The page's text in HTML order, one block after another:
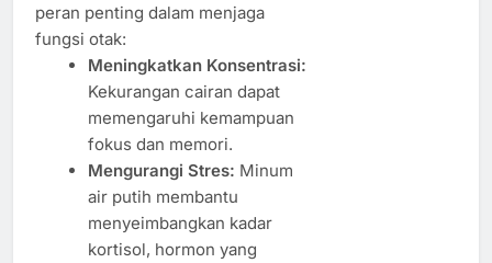
peran penting dalam menjaga
fungsi otak:
Meningkatkan Konsentrasi:
Kekurangan cairan dapat
memengaruhi kemampuan
fokus dan memori.
Mengurangi Stres: Minum
air putih membantu
menyeimbangkan kadar
kortisol, hormon yang